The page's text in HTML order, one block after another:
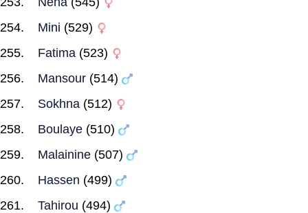
Mini (529)
Fatima (523)
Mansour (514)
Sokhna (512)
Boulaye (510)
Malainine (507)
Hassen (499)
Tahirou (494)